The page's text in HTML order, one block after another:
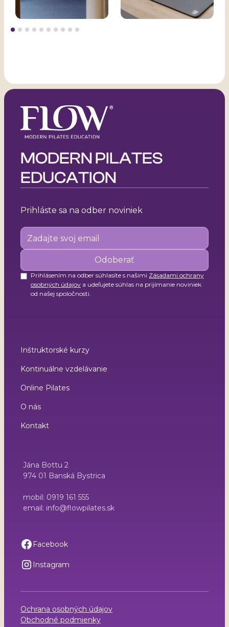
MODERN PILATES
EDUCATION
Prihláste sa na odber noviniek
Prihlásením na odber súhlasíte s našimi Zásadami ochrany
osobných údajov a udeľujete súhlas na prijímanie noviniek
od našej spoločnosti.
Inštruktorské kurzy
Kontinuálne vzdelávanie
Online Pilates
O nás
Kontakt
Jána Bottu 2
974 01 Banská Bystrica
mobil: 0919 161 555
email: info@flowpilates.sk
Facebook
Instagram
Ochrana osobných údajov
Obchodné podmienky